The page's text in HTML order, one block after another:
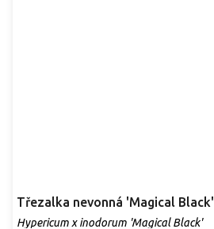
Třezalka nevonná 'Magical Black'
Hypericum x inodorum 'Magical Black'